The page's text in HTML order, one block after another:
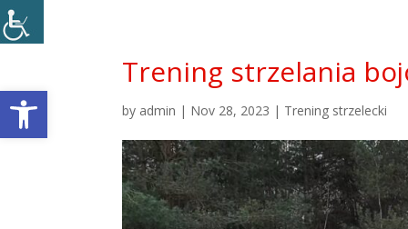
Open toolbar
Trening strzelania
by admin | Nov 28, 2023 | Trening strzelecki